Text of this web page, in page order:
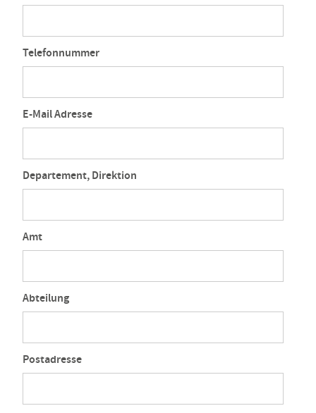
Telefonnummer
E-Mail Adresse
Departement, Direktion
Amt
Abteilung
Postadresse